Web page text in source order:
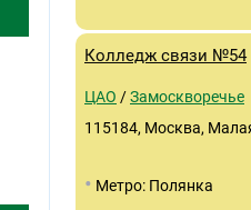
Колледж связи №54
ЦАО /Замоскворечье
115184, Москва,
• Метро: Полянка